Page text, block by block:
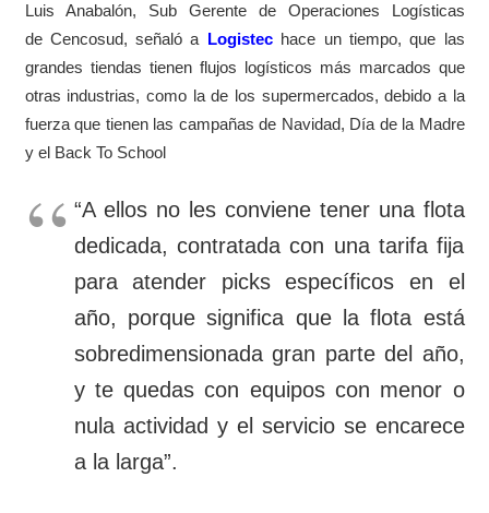
Luis Anabalón, Sub Gerente de Operaciones Logísticas
de Cencosud, señaló a Logistechace un tiempo, que las
grandes tiendas tienen flujos logísticos más marcados que
otras industrias, como la de los supermercados, debido a la
fuerza que tienen las campañas de Navidad, Día de la Madre
y el Back To School
“A ellos no les conviene tener una flota
dedicada, contratada con una tarifa fija
para atender picks específicos en el
año, porque significa que la flota está
sobredimensionada gran parte del año,
y te quedas con equipos con menor o
nula actividad y el servicio se encarece
a la larga”.